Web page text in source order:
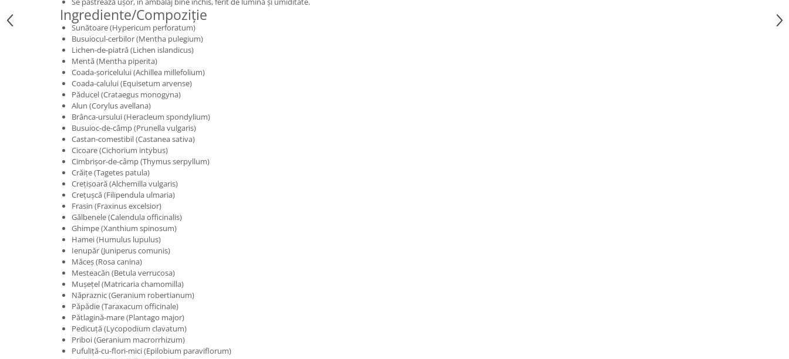
Ingrediente/Compoziție
Sunătoare (Hypericum perforatum)
Busuiocul-cerbilor (Mentha pulegium)
Lichen-de-piatră (Lichen islandicus)
Mentă (Mentha piperita)
Coada-șoricelului (Achillea millefolium)
Coada-calului (Equisetum arvense)
Păducel (Crataegus monogyna)
Alun (Corylus avellana)
Brânca-ursului (Heracleum spondylium)
Busuioc-de-câmp (Prunella vulgaris)
Castan-comestibil (Castanea sativa)
Cicoare (Cichorium intybus)
Cimbrișor-de-câmp (Thymus serpyllum)
Crăițe (Tagetes patula)
Crețișoară (Alchemilla vulgaris)
Crețușcă (Filipendula ulmaria)
Frasin (Fraxinus excelsior)
Gălbenele (Calendula officinalis)
Ghimpe (Xanthium spinosum)
Hamei (Humulus lupulus)
Ienupăr (Juniperus comunis)
Măceș (Rosa canina)
Mesteacăn (Betula verrucosa)
Mușețel (Matricaria chamomilla)
Năpraznic (Geranium robertianum)
Păpădie (Taraxacum officinale)
Pătlagină-mare (Plantago major)
Pedicuță (Lycopodium clavatum)
Priboi (Geranium macrorrhizum)
Pufuliță-cu-flori-mici (Epilobium paraviflorum)